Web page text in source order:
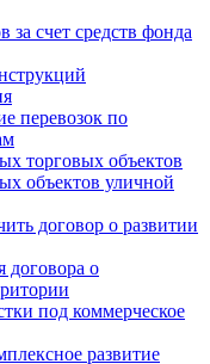
счет средств фонда
перевозок по
торговых объектов
объектов уличной
договор о развитии
договора о
под коммерческое
развитие